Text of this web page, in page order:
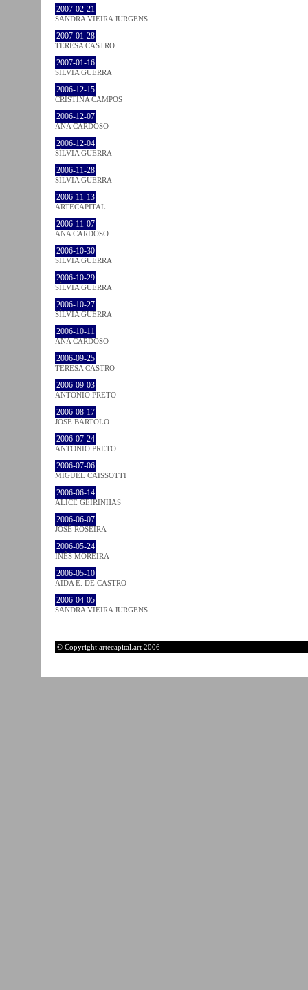
2007-02-21
SANDRA VIEIRA JURGENS
2007-01-28
TERESA CASTRO
2007-01-16
SÍLVIA GUERRA
2006-12-15
CRISTINA CAMPOS
2006-12-07
ANA CARDOSO
2006-12-04
SÍLVIA GUERRA
2006-11-28
SÍLVIA GUERRA
2006-11-13
ARTECAPITAL
2006-11-07
ANA CARDOSO
2006-10-30
SÍLVIA GUERRA
2006-10-29
SÍLVIA GUERRA
2006-10-27
SÍLVIA GUERRA
2006-10-11
ANA CARDOSO
2006-09-25
TERESA CASTRO
2006-09-03
ANTÓNIO PRETO
2006-08-17
JOSÉ BÁRTOLO
2006-07-24
ANTÓNIO PRETO
2006-07-06
MIGUEL CAISSOTTI
2006-06-14
ALICE GEIRINHAS
2006-06-07
JOSÉ ROSEIRA
2006-05-24
INÊS MOREIRA
2006-05-10
AIDA E. DE CASTRO
2006-04-05
SANDRA VIEIRA JURGENS
© Copyright artecapital.art 2006